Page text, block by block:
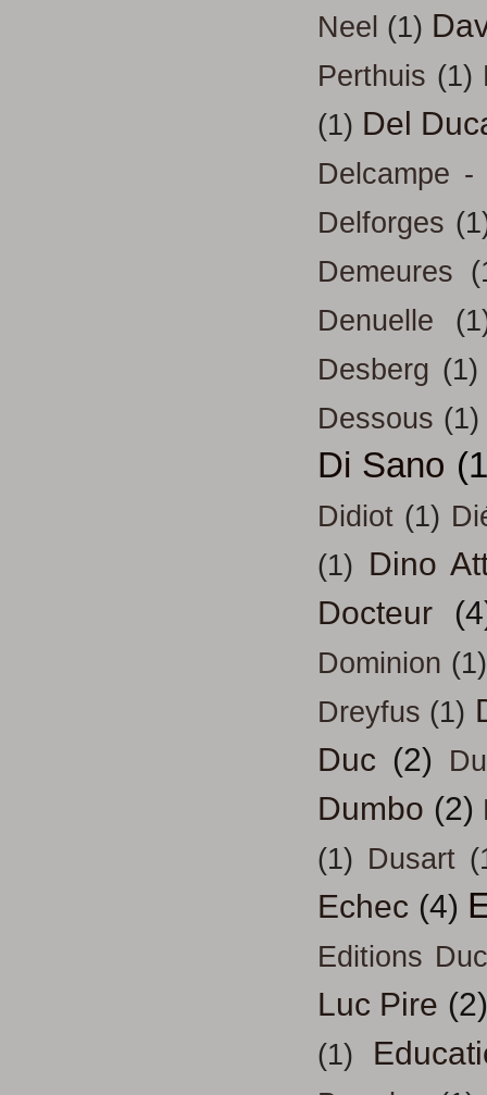
Neel (1)
Perthuis (1)
(1) Del
Delcampe -
Delforges
Demeures
Denuelle
Desberg (1)
Dessous (1)
Di Sano
Didiot (1)
(1) Dino
Docteur
Dominion (1)
Dreyfus (1)
Duc (2)
Dumbo (2)
(1) Dusart
Echec (4)
Editions
Luc Pire (2)
(1)